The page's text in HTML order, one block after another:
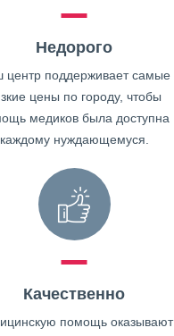
Недорого
центр поддерживает самые
цены по городу, чтобы
медиков была доступна
каждому нуждающемуся.
Качественно
помощь оказывают